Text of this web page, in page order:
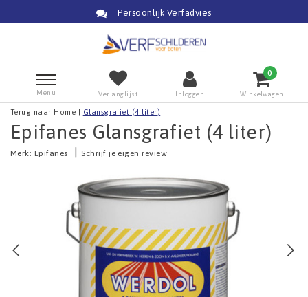
Persoonlijk Verfadvies
Menu Verlanglijst Inloggen
0
Winkelwagen
Terug naar Home Glansgrafiet (4 liter)
Epifanes Glansgrafiet (4 liter)
Merk: Epifanes Schrijf je eigen review